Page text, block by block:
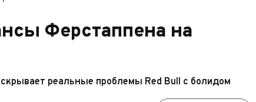
Ферстаппена на
реальные проблемы Red Bull с болидом